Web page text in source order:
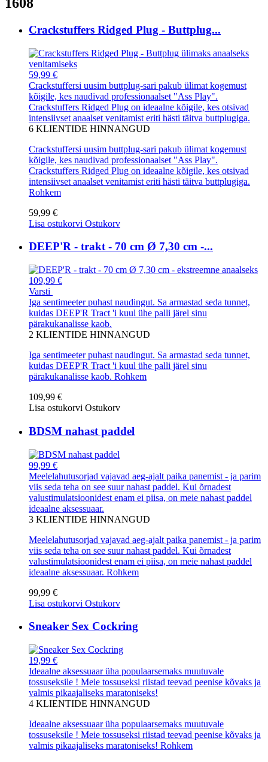
Crackstuffers Ridged Plug - Buttplug...
59,99 €
Crackstuffersi uusim buttplug-sari pakub ülimat kogemust
kõigile, kes naudivad professionaalset "Ass Play".
Crackstuffers Ridged Plug on ideaalne kõigile, kes otsivad
intensiivset anaalset venitamist eriti hästi täitva buttplugiga.
6 KLIENTIDE HINNANGUD
Crackstuffersi uusim buttplug-sari pakub ülimat kogemust
kõigile, kes naudivad professionaalset "Ass Play".
Crackstuffers Ridged Plug on ideaalne kõigile, kes otsivad
intensiivset anaalset venitamist eriti hästi täitva buttplugiga.
Rohkem
59,99 €
Lisa ostukorvi Ostukorv
DEEP'R - trakt - 70 cm Ø 7,30 cm -...
109,99 €
Varsti
Iga sentimeeter puhast naudingut. Sa armastad seda tunnet,
kuidas DEEP'R Tract 'i kuul ühe palli järel sinu
pärakukanalisse kaob.
2 KLIENTIDE HINNANGUD
Iga sentimeeter puhast naudingut. Sa armastad seda tunnet,
kuidas DEEP'R Tract 'i kuul ühe palli järel sinu
pärakukanalisse kaob. Rohkem
109,99 €
Lisa ostukorvi Ostukorv
BDSM nahast paddel
99,99 €
Meelelahutusorjad vajavad aeg-ajalt paika panemist - ja parim
viis seda teha on see suur nahast paddel. Kui õrnadest
valustimulatsioonidest enam ei piisa, on meie nahast paddel
ideaalne aksessuaar.
3 KLIENTIDE HINNANGUD
Meelelahutusorjad vajavad aeg-ajalt paika panemist - ja parim
viis seda teha on see suur nahast paddel. Kui õrnadest
valustimulatsioonidest enam ei piisa, on meie nahast paddel
ideaalne aksessuaar. Rohkem
99,99 €
Lisa ostukorvi Ostukorv
Sneaker Sex Cockring
19,99 €
Ideaalne aksessuaar üha populaarsemaks muutuvale
tossuseksile ! Meie tossuseksi riistad teevad peenise kõvaks ja
valmis pikaajaliseks maratoniseks!
4 KLIENTIDE HINNANGUD
Ideaalne aksessuaar üha populaarsemaks muutuvale
tossuseksile ! Meie tossuseksi riistad teevad peenise kõvaks ja
valmis pikaajaliseks maratoniseks! Rohkem